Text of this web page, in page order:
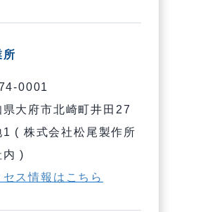
所
0001
県大府市北崎町井田27
1 ( 株式会社松尾製作所
内 )
セス情報はこちら